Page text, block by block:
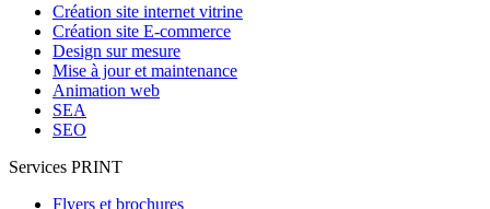
Création site internet vitrine
Création site E-commerce
Design sur mesure
Mise à jour et maintenance
Animation web
SEA
SEO
Services PRINT
Flyers et brochures